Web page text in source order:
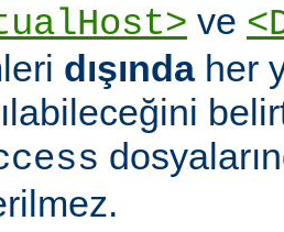
ve
dışındaher